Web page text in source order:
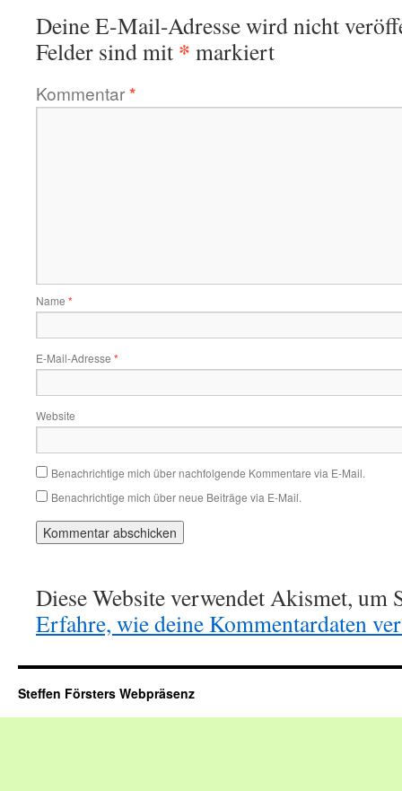
Deine E-Mail-Adresse wird nicht
Felder sind mit * markiert
Kommentar*
Name *
E-Mail-Adresse *
Website
Benachrichtige mich über nachfolgende Kommentare via E-Mail.
Benachrichtige mich über neue Beiträge via E-Mail.
Diese Website verwendet Akismet, um
Erfahre, wie deine Kommentardaten
Steffen Försters Webpräsenz